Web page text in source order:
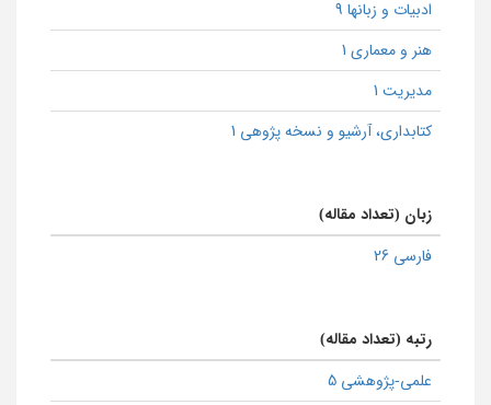
ادبیات و زبانها 9
هنر و معماری 1
مدیریت 1
كتابداری، آرشیو و نسخه پژوهی 1
زبان (تعداد مقاله)
فارسی 26
رتبه (تعداد مقاله)
علمی-پژوهشی 5